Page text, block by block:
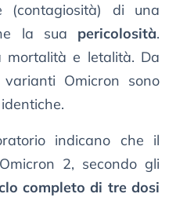
(contagiosità) di una
la sua pericolosità.
mortalità e letalità. Da
Omicron sono
indicano che il
2, secondo gli
completo di tre dosi